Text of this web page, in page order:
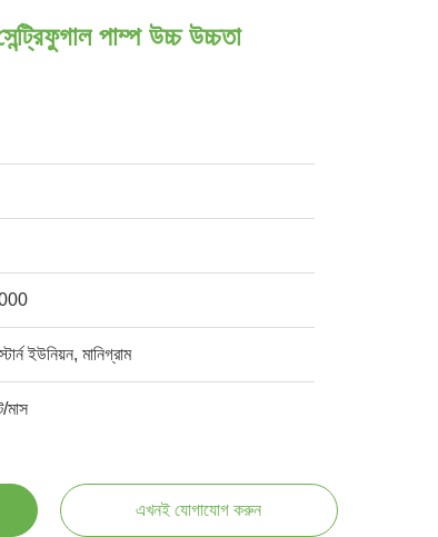
পাম্প উচ্চ উচ্চতা
ইউনিয়ন, মানিগ্রাম
মাস
এখনই যোগাযোগ করুন